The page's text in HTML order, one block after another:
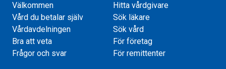
Välkommen
Vård du betalar själv
Vårdavdelningen
Bra att veta
Frågor och svar
Hitta vårdgivare
Sök läkare
Sök vård
För företag
För remittenter